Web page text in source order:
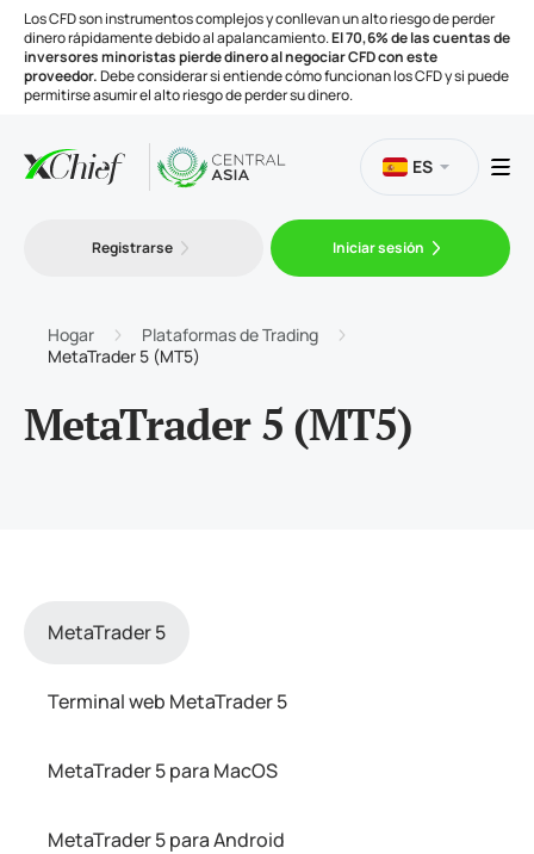
Los CFD son instrumentos complejos y conllevan un alto riesgo de perder
dinero rápidamente debido al apalancamiento.El 70,6% de las cuentas de
inversores minoristas pierde dinero al negociar CFD con este
proveedor.Debe considerar si entiende cómo funcionan los CFD y si puede
permitirse asumir el alto riesgo de perder su dinero.
ES
Registrarse Iniciar sesión
Hogar
Plataformas de Trading
MetaTrader 5 (MT5)
MetaTrader 5 (MT5)
MetaTrader 5
Terminal web MetaTrader 5
MetaTrader 5 para MacOS
MetaTrader 5 para Android